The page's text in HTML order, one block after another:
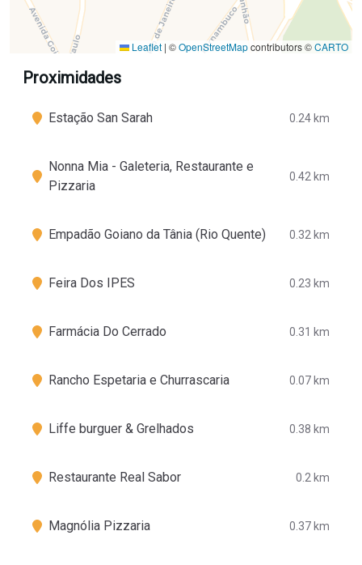
Leaflet | ©OpenStreetMapcontributors ©CARTO
Proximidades
Estação San Sarah 0.24 km
Nonna Mia - Galeteria, Restaurante e
Pizzaria
0.42 km
Empadão Goiano da Tânia (Rio Quente) 0.32 km
Feira Dos IPES 0.23 km
Farmácia Do Cerrado 0.31 km
Rancho Espetaria e Churrascaria 0.07 km
Liffe burguer & Grelhados 0.38 km
Restaurante Real Sabor 0.2 km
Magnólia Pizzaria 0.37 km